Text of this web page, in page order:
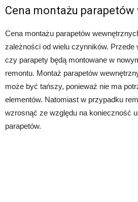
Cena montażu
Cena montażu parapetów
zależności od wielu czynników.
czy parapety będą montowane w
remontu. Montaż parapetów
może być tańszy, ponieważ nie ma
elementów. Natomiast w przypadku
wzrosnąć ze względu na konieczność
parapetów.